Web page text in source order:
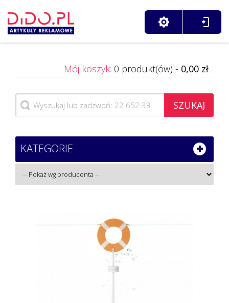
Mój koszyk: 0 produkt(ów) - 0,00 zł
SZUKAJ
KATEGORIE